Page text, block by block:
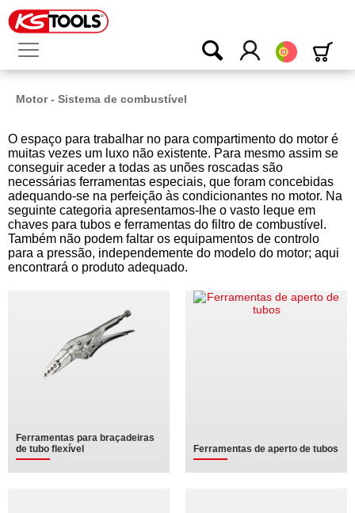
Português
Motor - Sistema de combustível
O espaço para trabalhar no para compartimento do motor é
muitas vezes um luxo não existente. Para mesmo assim se
conseguir aceder a todas as unões roscadas são
necessárias ferramentas especiais, que foram concebidas
adequando-se na perfeição às condicionantes no motor. Na
seguinte categoria apresentamos-lhe o vasto leque em
chaves para tubos e ferramentas do filtro de combustível.
Também não podem faltar os equipamentos de controlo
para a pressão, independemente do modelo do motor; aqui
encontrará o produto adequado.
Ferramentas para braçadeiras
de tubo flexível
Ferramentas de aperto de tubos